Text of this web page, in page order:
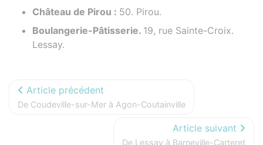
Château de Pirou : 50. Pirou.
Boulangerie-Pâtisserie. 19, rue Sainte-Croix.
Lessay.
Article précédent
De Coudeville-sur-Mer à Agon-Coutainville
Article suivant
De Lessay à Barneville-Carteret